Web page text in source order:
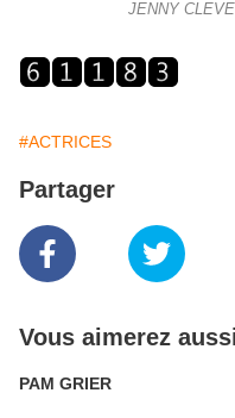
JENNY
#ACTRICES
Partager
Vous aimerez
PAM GRIER